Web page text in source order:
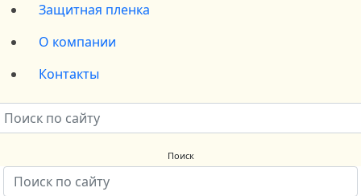
Защитная пленка
О компании
Контакты